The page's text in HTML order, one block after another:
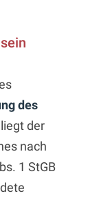
des
der
nach
1 StGB